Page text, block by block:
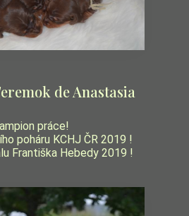
de Anastasia
práce!
poháru KCHJ ČR 2019 !
Františka Hebedy 2019 !